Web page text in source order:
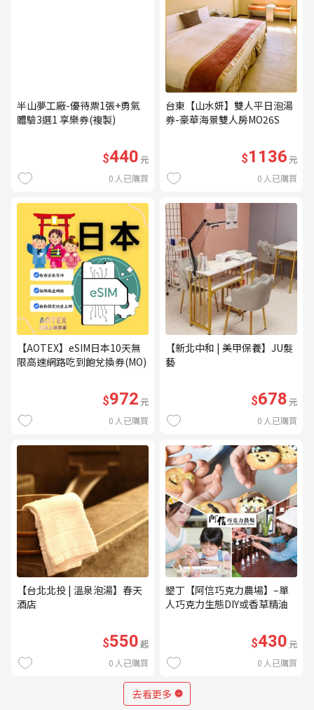
半山夢工廠-優待票1張+勇氣
體驗3選1 享樂券(複製)
$440元
0 人已購買
台東【山水妍】雙人平日泡湯
券-豪華海景雙人房MO26S
$1136元
0 人已購買
【AOTEX】eSIM日本10天無
限高速網路吃到飽兌換券(MO)
$972元
0 人已購買
【新北中和 | 美甲保養】JU髮
藝
$678元
0 人已購買
【台北北投 | 溫泉泡湯】春天
酒店
$550起
0 人已購買
墾丁【阿信巧克力農場】–單
人巧克力生態DIY或香草精油
$430元
0 人已購買
去看更多